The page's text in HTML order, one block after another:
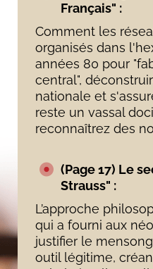
Français" :
Comment les
organisés dans
années 80 pour
central",
nationale et
reste un vassal
reconnaîtrez des
(Page 17) Le
Strauss" :
L’approche
qui a fourni aux
justifier le
outil légitime,